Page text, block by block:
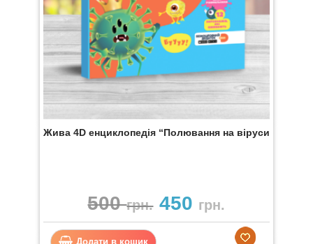
Жива 4D енциклопедія “Полювання на віруси” Девар
500грн. 450 грн.
Додати в кошик